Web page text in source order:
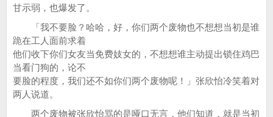
甘示弱，也爆发了。
「我不要脸？哈哈，好，你们两个废物也不想想当初是谁
跪在工人面前求着
他们收下你们女友当免费妓女的，不想想谁主动提出锁住鸡巴
当看门狗的，论不
要脸的程度，我们还不如你们两个废物呢！」张欣怡冷笑着对
两人说道。
两个废物被张欣怡骂的是哑口无言，他们知道，就是当初